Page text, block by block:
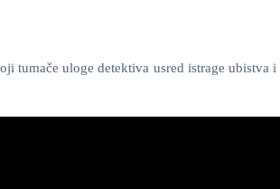
tumače uloge detektiva usred istrage ubistva i